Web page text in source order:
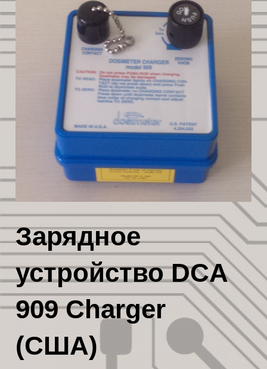
Зарядное
устройство DCA
909 Charger
(США)